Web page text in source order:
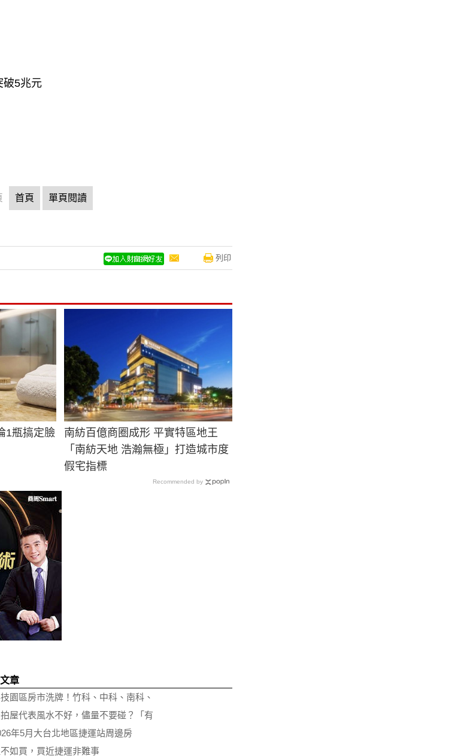
破5兆元
首頁 單頁閱讀
列印
1瓶搞定臉
南紡百億商圈成形 平實特區地王
「南紡天地 浩瀚無極」打造城市度
假宅指標
Recommended by
章
園區房市洗牌！竹科、中科、南科、
屋代表風水不好，儘量不要碰？「有
年5月大台北地區捷運站周邊房
如買，買近捷運非難事